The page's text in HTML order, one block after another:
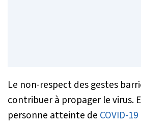
Le non-respect des gestes
contribuer à propager le virus.
personne atteinte de COVID-19